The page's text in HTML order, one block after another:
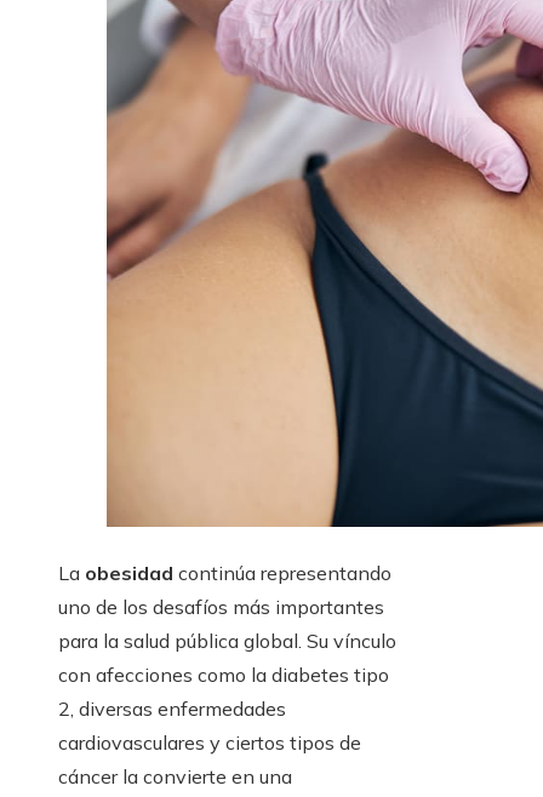
La obesidad continúa representando
uno de los desafíos más importantes
para la salud pública global. Su vínculo
con afecciones como la diabetes tipo
2, diversas enfermedades
cardiovasculares y ciertos tipos de
cáncer la convierte en una